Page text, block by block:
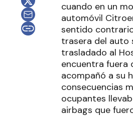
cuando en un
automóvil
sentido
trasera del auto
trasladado al
encuentra fuera
acompañó a su
consecuencias
ocupantes
airbags que